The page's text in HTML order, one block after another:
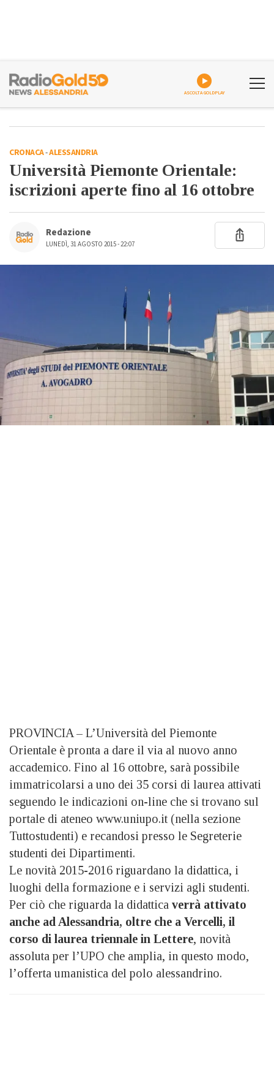
ASCOLTA GOLDPLAY
CRONACA-ALESSANDRIA
Università Piemonte Orientale:
iscrizioni aperte fino al 16 ottobre
Redazione
LUNEDÌ, 31 AGOSTO 2015 - 22:07
PROVINCIA – L’Università del Piemonte
Orientale è pronta a dare il via al nuovo anno
accademico. Fino al 16 ottobre, sarà possibile
immatricolarsi a uno dei 35 corsi di laurea attivati
seguendo le indicazioni on-line che si trovano sul
portale di ateneo www.uniupo.it (nella sezione
Tuttostudenti) e recandosi presso le Segreterie
studenti dei Dipartimenti.
Le novità 2015-2016 riguardano la didattica, i
luoghi della formazione e i servizi agli studenti.
Per ciò che riguarda la didattica verrà attivato
anche ad Alessandria, oltre che a Vercelli, il
corso di laurea triennale in Lettere, novità
assoluta per l’UPO che amplia, in questo modo,
l’offerta umanistica del polo alessandrino.